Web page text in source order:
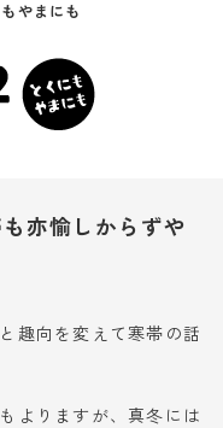
やまにも
亦愉しからずや
趣向を変えて寒帯の話
よりますが、真冬 に は